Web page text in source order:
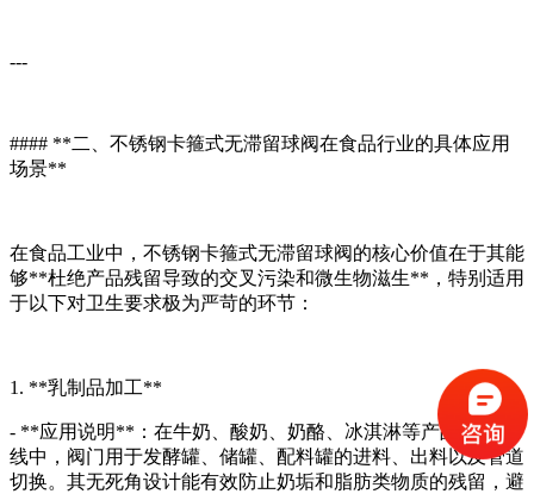
---
#### **二、不锈钢卡箍式无滞留球阀在食品行业的具体应用
场景**
在食品工业中，不锈钢卡箍式无滞留球阀的核心价值在于其能
够**杜绝产品残留导致的交叉污染和微生物滋生**，特别适用
于以下对卫生要求极为严苛的环节：
1. **乳制品加工**
- **应用说明**：在牛奶、酸奶、奶酪、冰淇淋等产品的生产
线中，阀门用于发酵罐、储罐、配料罐的进料、出料以及管道
切换。其无死角设计能有效防止奶垢和脂肪类物质的残留，避